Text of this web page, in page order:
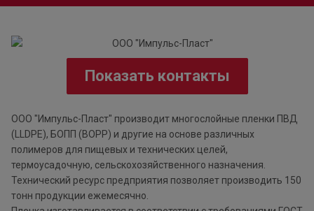
Показать контакты
ООО "Импульс-Пласт" производит многослойные пленки ПВД
(LLDPE), БОПП (BOPP) и другие на основе различных
полимеров для пищевых и технических целей,
термоусадочную, сельскохозяйственного назначения.
Технический ресурс предприятия позволяет производить 150
тонн продукции ежемесячно.